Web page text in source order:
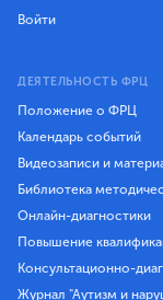
Войти
ДЕЯТЕЛЬНОСТЬ ФРЦ
Положение о ФРЦ
Календарь событий
Видеозаписи и
Библиотека
Онлайн-диагностики
Повышение
Консультационно-
Журнал "Аутизм и